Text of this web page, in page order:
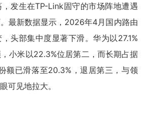
发生在TP-Link固守的市场阵地遭遇
最新数据显示，2026年4月国内路由
头部集中度显著下滑。华为以27.1%
小米以22.3%位居第二，而长期占据
额已滑落至20.3%，退居第三，与领
可见地拉大。